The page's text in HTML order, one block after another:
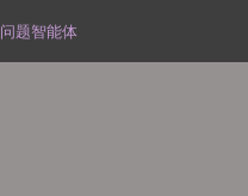
题智能体